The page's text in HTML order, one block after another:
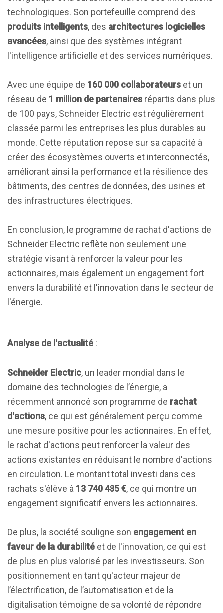
technologiques. Son portefeuille comprend des
produits intelligents, des architectures logicielles
avancées, ainsi que des systèmes intégrant
l'intelligence artificielle et des services numériques.
Avec une équipe de 160 000 collaborateurs et un
réseau de 1 million de partenaires répartis dans plus
de 100 pays, Schneider Electric est régulièrement
classée parmi les entreprises les plus durables au
monde. Cette réputation repose sur sa capacité à
créer des écosystèmes ouverts et interconnectés,
améliorant ainsi la performance et la résilience des
bâtiments, des centres de données, des usines et
des infrastructures électriques.
En conclusion, le programme de rachat d'actions de
Schneider Electric reflète non seulement une
stratégie visant à renforcer la valeur pour les
actionnaires, mais également un engagement fort
envers la durabilité et l'innovation dans le secteur de
l'énergie.
Analyse de l'actualité :
Schneider Electric, un leader mondial dans le
domaine des technologies de l’énergie, a
récemment annoncé son programme de rachat
d'actions, ce qui est généralement perçu comme
une mesure positive pour les actionnaires. En effet,
le rachat d'actions peut renforcer la valeur des
actions existantes en réduisant le nombre d'actions
en circulation. Le montant total investi dans ces
rachats s'élève à 13 740 485 €, ce qui montre un
engagement significatif envers les actionnaires.
De plus, la société souligne son engagement en
faveur de la durabilité et de l'innovation, ce qui est
de plus en plus valorisé par les investisseurs. Son
positionnement en tant qu'acteur majeur de
l’électrification, de l’automatisation et de la
digitalisation témoigne de sa volonté de répondre